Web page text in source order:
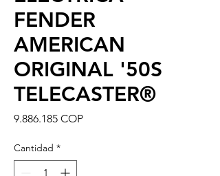
FENDER
AMERICAN
ORIGINAL '50S
TELECASTER®
9.886.185 COPPrecio
Cantidad *